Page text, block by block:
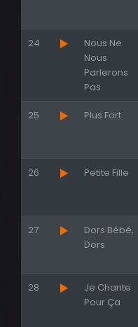
24
Nous Ne
Nous
Parlerons
Pas
25 Plus Fort
26 Petite Fille
27
Dors Bébé,
Dors
28
Je Chante
Pour Ça